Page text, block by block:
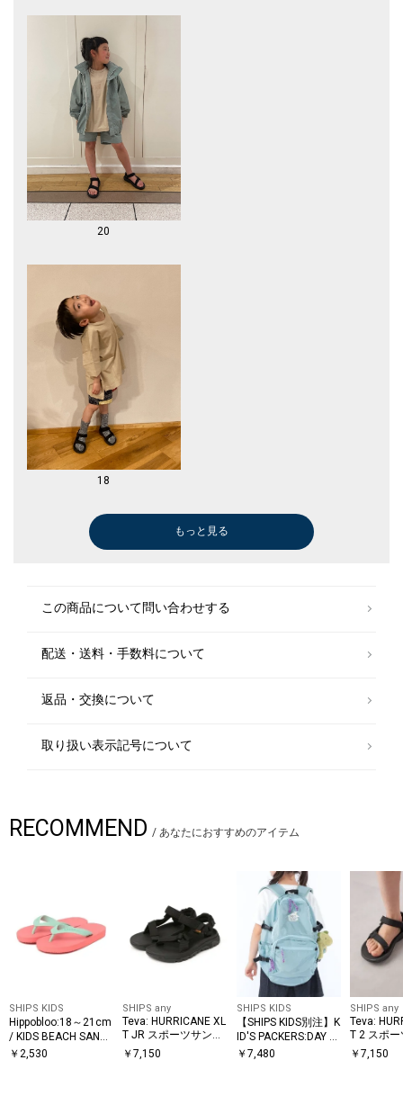
くアウトドアの環境において、「To Play (楽しむ)」 「To Protect（守
る）」という二つの考え方にブランドの基礎を置き、四半世紀にわたる知
識とテクノロジーのもと商品開発を行っているブランドです。
日常生活に必要のない過剰な機能を省き、機能性と耐久性に富んだバラン
スの良いアウトソールを使用しているのも特徴的です。
【注意事項】
※末永く愛用頂く為に、アテンションタグ・洗濯ネームを必ずご確認の
上、着用又はお取り扱いください。
※撮影環境による光の当たり具合やパソコン・スマートフォンなどの閲覧
環境によって、実際の色味と異なって見える場合があります。
商品の色味は商品単体で撮影した画像をご参照ください。
異なる場合がございます。
※薄いボール紙を使用した箱の為、輸送中に多少破損する場合がございま
す。予めご了承お願いいたします。
20
18
バックパック/リュック
Tシャツ/カットソー
Tシャツ/カットソー
ショート/ハーフパンツ
ひざ・ミドル丈
シャツ
Tシャツ/カットソー
ブラウス
ショート/ハーフパンツ
水着/スイムグッズ
Tシャツ/カットソー
ショート/ハーフパンツ
ショート/ハーフパンツ
水着/スイムグッズ
ショート/ハーフパンツ
ショート/ハーフパンツ
ショート/ハーフパンツ
もっと見る
この商品について問い合わせする
配送・送料・手数料について
返品・交換について
取り扱い表示記号について
RECOMMEND / あなたにおすすめのアイテム
SHIPS KIDS
Hippobloo:18～21cm
/ KIDS BEACH SAND
AL
￥ 2,530
SHIPS any
Teva: HURRICANE XL
T JR スポーツサンダ
ル <KIDS>
￥7,150
SHIPS KIDS
【SHIPS KIDS別注】K
ID'S PACKERS:DAY P
ACK TIPI KIDS
￥ 7,480
SHIPS any
Teva:
T 2 スポ
<KIDS>
￥7,150